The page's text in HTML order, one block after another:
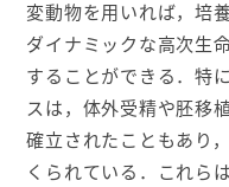
変動物を用いれば，培
ダイナミックな高次生
することができる．特
スは，体外受精や胚移
確立されたこともあり
くられている．これら